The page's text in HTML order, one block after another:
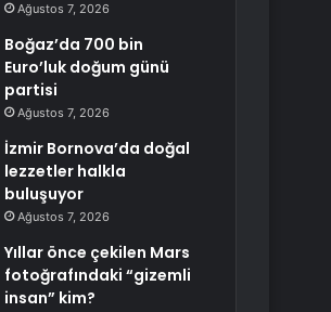
Ağustos 7, 2026
Boğaz’da 700 bin
Euro’luk doğum günü
partisi
Ağustos 7, 2026
İzmir Bornova’da doğal
lezzetler halkla
buluşuyor
Ağustos 7, 2026
Yıllar önce çekilen Mars
fotoğrafındaki “gizemli
insan” kim?